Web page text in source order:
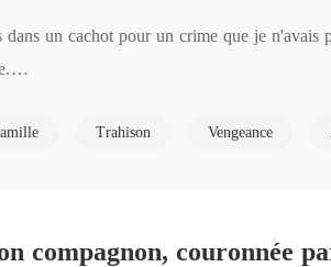
dans un cachot pour un crime que je
ma place de Luna à ses côtés, non
Trahison Vengeance
compagnon, couronnée